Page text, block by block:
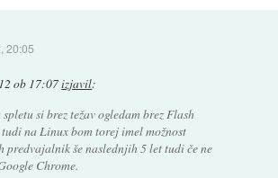
20:05
ob 17:07izjavil:
si brez težav ogledam brez Flash
na Linux bom torej imel možnost
še naslednjih 5 let tudi če ne
Chrome.